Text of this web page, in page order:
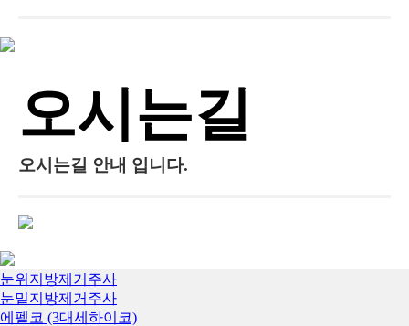
오시는길
오시는길 안내 입니다.
눈위지방제거주사
눈밑지방제거주사
에펠코 (3대세하이코)